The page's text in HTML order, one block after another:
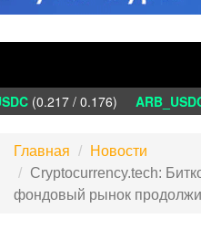
(0.217 / 0.176) ARB_USDC
Главная
Новости
Сryptocurrency.tech:
фондовый рынок